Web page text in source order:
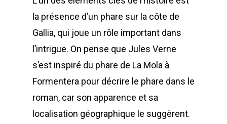
la présence d’un phare sur la côte de
Gallia, qui joue un rôle important dans
l’intrigue. On pense que Jules Verne
s’est inspiré du phare de La Mola à
Formentera pour décrire le phare dans le
roman, car son apparence et sa
localisation géographique le suggèrent.